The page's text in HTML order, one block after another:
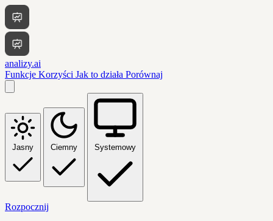
analizy.ai
Funkcje Korzyści Jak to działa Porównaj
Jasny Ciemny Systemowy
Rozpocznij